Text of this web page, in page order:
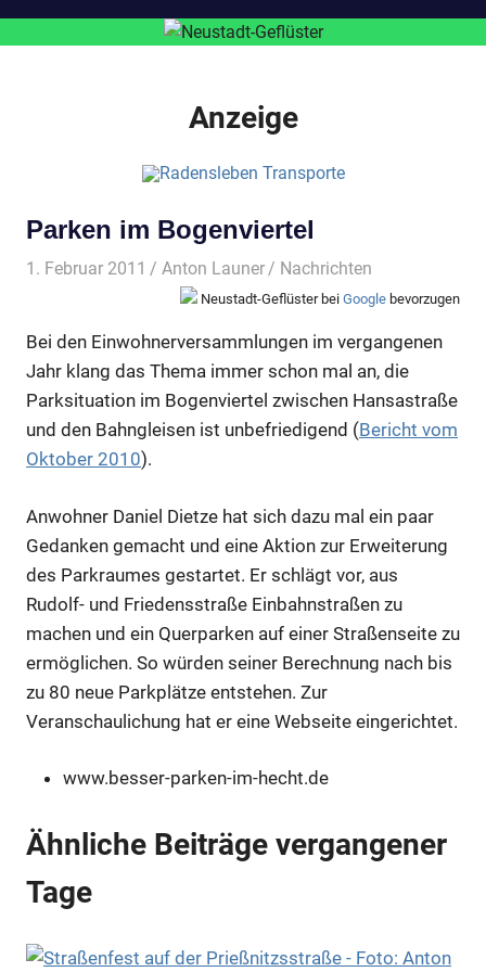
Anzeige
Parken im Bogenviertel
1. Februar 2011 Anton Launer Nachrichten
Neustadt-Geflüster bei Google bevorzugen
Bei den Einwohnerversammlungen im vergangenen
Jahr klang das Thema immer schon mal an, die
Parksituation im Bogenviertel zwischen Hansastraße
und den Bahngleisen ist unbefriedigend (Bericht vom
Oktober 2010).
Anwohner Daniel Dietze hat sich dazu mal ein paar
Gedanken gemacht und eine Aktion zur Erweiterung
des Parkraumes gestartet. Er schlägt vor, aus
Rudolf- und Friedensstraße Einbahnstraßen zu
machen und ein Querparken auf einer Straßenseite zu
ermöglichen. So würden seiner Berechnung nach bis
zu 80 neue Parkplätze entstehen. Zur
Veranschaulichung hat er eine Webseite eingerichtet.
www.besser-parken-im-hecht.de
Ähnliche Beiträge vergangener
Tage